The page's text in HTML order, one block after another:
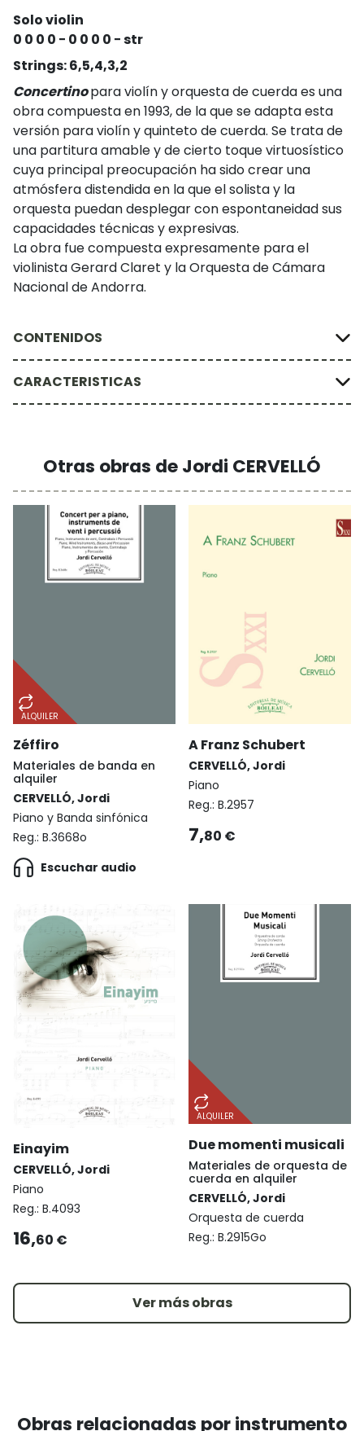
Solo violin
0 0 0 0 − 0 0 0 0 − str
Strings: 6,5,4,3,2
Concertinopara violín y orquesta de cuerda es una
obra compuesta en 1993, de la que se adapta esta
versión para violín y quinteto de cuerda. Se trata de
una partitura amable y de cierto toque virtuosístico
cuya principal preocupación ha sido crear una
atmósfera distendida en la que el solista y la
orquesta puedan desplegar con espontaneidad sus
capacidades técnicas y expresivas.
La obra fue compuesta expresamente para el
violinista Gerard Claret y la Orquesta de Cámara
Nacional de Andorra.
CONTENIDOS
CARACTERISTICAS
Otras obras de Jordi CERVELLÓ
ALQUILER
Zéffiro
Materiales de banda en
alquiler
CERVELLÓ, Jordi
Piano y Banda sinfónica
Reg.: B.3668o
Escuchar audio
A Franz Schubert
CERVELLÓ, Jordi
Piano
Reg.: B.2957
7,80 €
Einayim
CERVELLÓ, Jordi
Piano
Reg.: B.4093
16,60 €
ALQUILER
Due momenti musicali
Materiales de orquesta de
cuerda en alquiler
CERVELLÓ, Jordi
Orquesta de cuerda
Reg.: B.2915Go
Ver más obras
Obras relacionadas por instrumento